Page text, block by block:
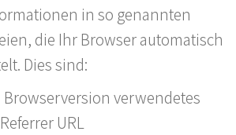
in so genannten
die Ihr Browser automatisch
Dies sind:
verwendetes
URL